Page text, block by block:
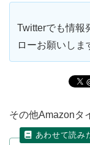
Twitterでも情報
ローお願いしま
その他Amazonタ